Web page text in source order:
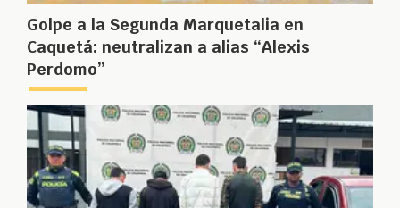
Golpe a la Segunda Marquetalia en
Caquetá: neutralizan a alias “Alexis
Perdomo”